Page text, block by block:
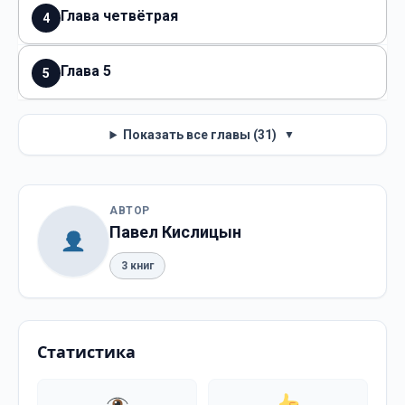
4 Глава четвётрая
5 Глава 5
Показать все главы (31) ▼
АВТОР
Павел Кислицын
3 книг
Статистика